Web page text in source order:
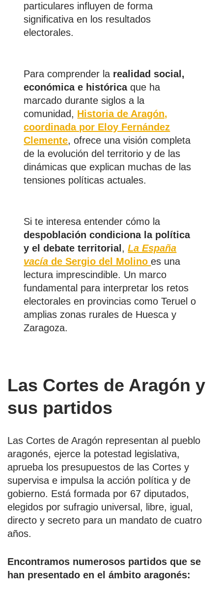
particulares influyen de forma
significativa en los resultados
electorales.
Para comprender la realidad social,
económica e históricaque ha
marcado durante siglos a la
comunidad, Historia de Aragón,
coordinada por Eloy Fernández
Clemente, ofrece una visión completa
de la evolución del territorio y de las
dinámicas que explican muchas de las
tensiones políticas actuales.
Si te interesa entender cómo la
despoblación condiciona la política
y el debate territorial ,La España
vacía de Sergio del Molinoes una
lectura imprescindible. Un marco
fundamental para interpretar los retos
electorales en provincias como Teruel o
amplias zonas rurales de Huesca y
Zaragoza.
Las Cortes de Aragón y
sus partidos
Las Cortes de Aragón representan al pueblo
aragonés, ejerce la potestad legislativa,
aprueba los presupuestos de las Cortes y
supervisa e impulsa la acción política y de
gobierno. Está formada por 67 diputados,
elegidos por sufragio universal, libre, igual,
directo y secreto para un mandato de cuatro
años.
Encontramos numerosos partidos que se
han presentado en el ámbito aragonés: